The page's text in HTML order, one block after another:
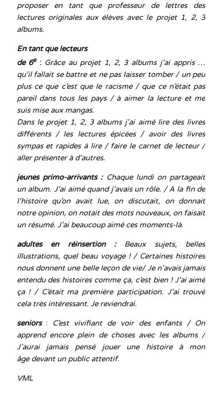
proposer en tant que professeur de lettres des
lectures originales aux élèves avec le projet 1, 2, 3
albums.
En tant que lecteurs
de 6e : Grâce au projet 1, 2, 3 albums j’ai appris …
qu’il fallait se battre et ne pas laisser tomber / un peu
plus ce que c’est que le racisme / que ce n’était pas
pareil dans tous les pays / à aimer la lecture et me
suis mise aux mangas.
Dans le projet 1, 2, 3 albums j’ai aimé lire des livres
différents / les lectures épicées / avoir des livres
sympas et rapides à lire / faire le carnet de lecteur /
aller présenter à d’autres.
jeunes primo-arrivants : Chaque lundi on partageait
un album. J’ai aimé quand j’avais un rôle. / A la fin de
l’histoire qu’on avait lue, on discutait, on donnait
notre opinion, on notait des mots nouveaux, on faisait
un résumé. J’ai beaucoup aimé ces moments-là.
adultes en réinsertion :
Beaux sujets, belles
illustrations, quel beau voyage ! / Certaines histoires
nous donnent une belle leçon de vie/ Je n’avais jamais
entendu des histoires comme ça, c’est bien ! J’ai aimé
ça ! / C’était ma première participation. J’ai trouvé
cela très intéressant. Je reviendrai.
seniors: C’est vivifiant de voir des enfants / On
apprend encore plein de choses avec les albums /
J’aurai jamais pensé jouer une histoire à mon
âge devant un public attentif.
VML